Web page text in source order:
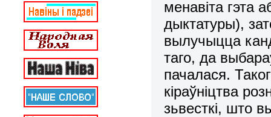
менавіта гэта
дыктатуры),
вылучыцца
таго, да
пачалася.
кіраўніцтва
зьвесткі, што